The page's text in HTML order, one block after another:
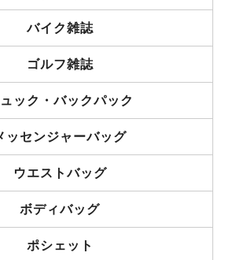
バイク雑誌
ゴルフ雑誌
ック・バックパック
ッセンジャーバッグ
ウエストバッグ
ボディバッグ
ポシェット